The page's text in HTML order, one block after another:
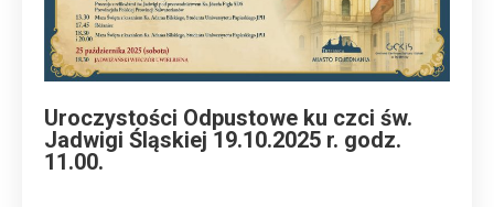
Uroczystości Odpustowe ku czci św.
Jadwigi Śląskiej 19.10.2025 r. godz.
11.00.